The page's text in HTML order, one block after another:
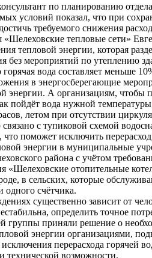
по планированию
условий показал, что при
требуемого снижения
тепловые сети»
тепловой энергии, которая
без мероприятий по утеплению
вода составляет меньше
в энергосберегающие
энергии. А организациям, чтобы
пойдёт вода нужной
летом при отсутствии
с тупиковой схемой
поможет исключить
энергии в муниципальные
района с учётом
«Шелеховские отопительные
в сельских, которые
одного счётчика.
существенно зависит от
определить точное
группы приняли решение о
энергии организациями,
перерасхода горячей
технической возможности.